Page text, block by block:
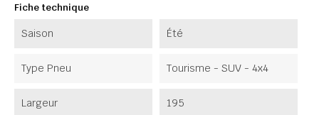
Fiche technique
Saison Été
Type Pneu Tourisme - SUV - 4x4
Largeur 195